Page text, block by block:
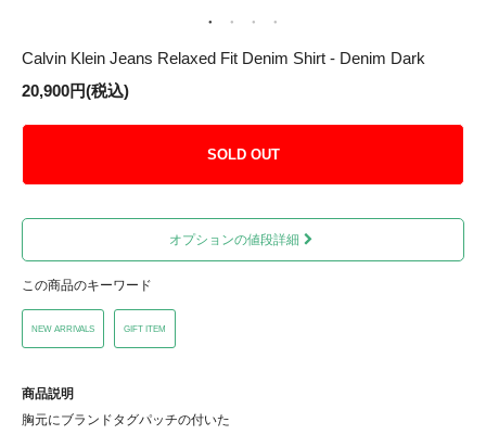
Calvin Klein Jeans Relaxed Fit Denim Shirt - Denim Dark
20,900円(税込)
SOLD OUT
オプションの値段詳細
この商品のキーワード
NEW ARRIVALS GIFT ITEM
商品説明
胸元にブランドタグパッチの付いた